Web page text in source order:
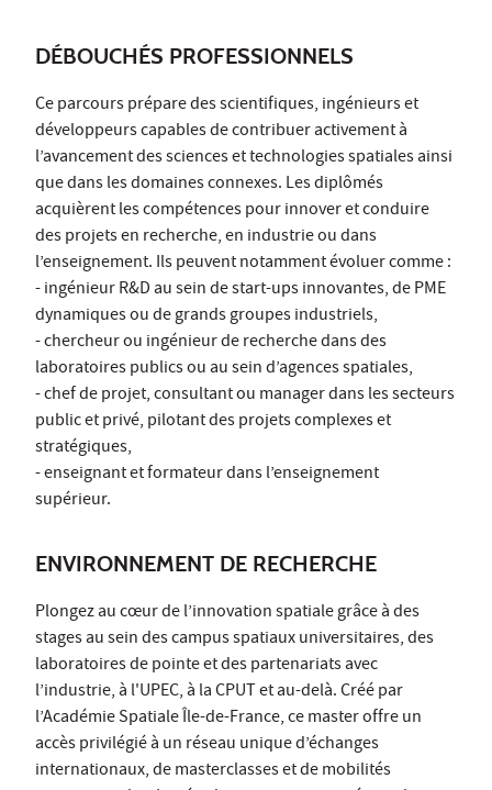
DÉBOUCHÉS PROFESSIONNELS
Ce parcours prépare des scientifiques, ingénieurs et
développeurs capables de contribuer activement à
l’avancement des sciences et technologies spatiales ainsi
que dans les domaines connexes. Les diplômés
acquièrent les compétences pour innover et conduire
des projets en recherche, en industrie ou dans
l’enseignement. Ils peuvent notamment évoluer comme :
- ingénieur R&D au sein de start-ups innovantes, de PME
dynamiques ou de grands groupes industriels,
- chercheur ou ingénieur de recherche dans des
laboratoires publics ou au sein d’agences spatiales,
- chef de projet, consultant ou manager dans les secteurs
public et privé, pilotant des projets complexes et
stratégiques,
- enseignant et formateur dans l’enseignement
supérieur.
ENVIRONNEMENT DE RECHERCHE
Plongez au cœur de l’innovation spatiale grâce à des
stages au sein des campus spatiaux universitaires, des
laboratoires de pointe et des partenariats avec
l’industrie, à l'UPEC, à la CPUT et au-delà. Créé par
l’Académie Spatiale Île-de-France, ce master offre un
accès privilégié à un réseau unique d’échanges
internationaux, de masterclasses et de mobilités